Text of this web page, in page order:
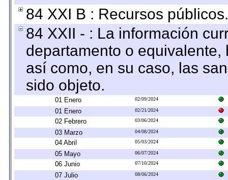
84 XXI B : Recursos públicos.
84 XXII - : La información
departamento o
así como, en su caso, las
sido objeto.
01 Enero 02/09/2024
01 Enero 02/21/2024
02 Febrero 03/06/2024
03 Marzo 04/08/2024
04 Abril 05/03/2024
05 Mayo 06/07/2024
06 Junio 07/10/2024
07 Julio 08/06/2024